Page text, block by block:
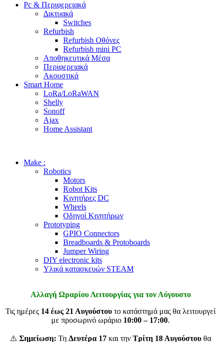
Pc & Περιφερειακά
Δικτυακά
Switches
Refurbish
Refurbish Οθόνες
Refurbish mini PC
Αποθηκευτικά Μέσα
Περιφερειακά
Ακουστικά
Smart Home
LoRa/LoRaWAN
Shelly
Sonoff
Ajax
Home Assistant
Make :
Robotics
Motors
Robot Kits
Κινητήρες DC
Wheels
Οδηγοί Κινητήρων
Prototyping
GPIO Connectors
Breadboards & Protoboards
Jumper Wiring
DIY electronic kits
Υλικά κατασκευών STEAM
Αλλαγή Ωραρίου Λειτουργίας για τον Αύγουστο
Τις ημέρες 14 έως 21 Αυγούστου το κατάστημά μας θα λειτουργεί
με προσωρινό ωράριο 10:00 – 17:00.
⚠️ Σημείωση: Τη Δευτέρα 17 και την Τρίτη 18 Αυγούστου θα